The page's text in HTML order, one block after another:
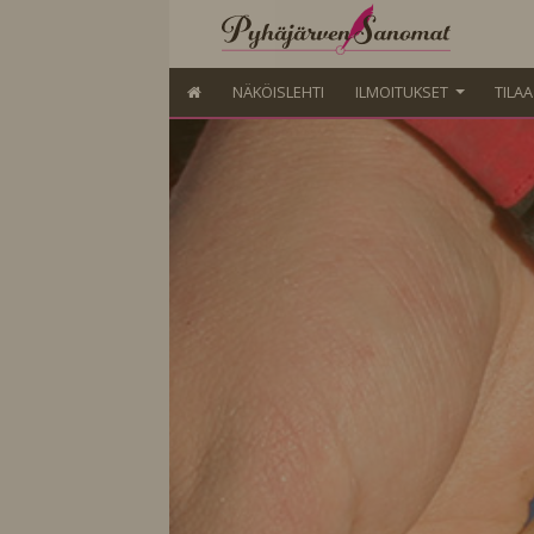
NÄKÖISLEHTI ILMOITUKSET